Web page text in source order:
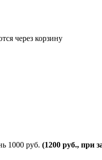
через корзину
1000 руб. (1200 руб., при